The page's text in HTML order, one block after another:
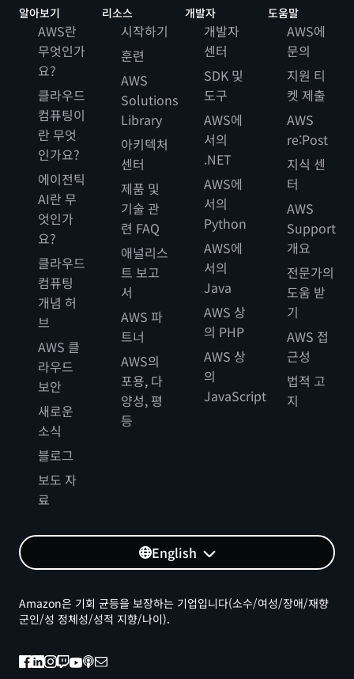
알아보기
AWS란
무엇인가
요?
클라우드
컴퓨팅이
란 무엇
인가요?
에이전틱
AI란 무
엇인가
요?
클라우드
컴퓨팅
개념 허
브
AWS 클
라우드
보안
새로운
소식
블로그
보도 자
료
리소스
시작하기
훈련
AWS
Solutions
Library
아키텍처
센터
제품 및
기술 관
련 FAQ
애널리스
트 보고
서
AWS 파
트너
AWS의
포용, 다
양성, 평
등
개발자
개발자
센터
SDK 및
도구
AWS에
서의
.NET
AWS에
서의
Python
AWS에
서의
Java
AWS 상
의 PHP
AWS 상
의
JavaScript
도움말
AWS에
문의
지원 티
켓 제출
AWS
re:Post
지식 센
터
AWS
Support
개요
전문가의
도움 받
기
AWS 접
근성
법적 고
지
English
Amazon은 기회 균등을 보장하는 기업입니다(소수/여성/장애/재향
군인/성 정체성/성적 지향/나이).